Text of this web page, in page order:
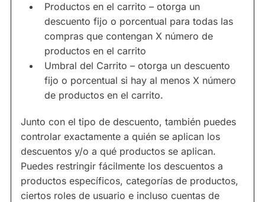
Productos en el carrito – otorga un
descuento fijo o porcentual para todas las
compras que contengan X número de
productos en el carrito
Umbral del Carrito – otorga un descuento
fijo o porcentual si hay al menos X número
de productos en el carrito.
Junto con el tipo de descuento, también puedes
controlar exactamente a quién se aplican los
descuentos y/o a qué productos se aplican.
Puedes restringir fácilmente los descuentos a
productos específicos, categorías de productos,
ciertos roles de usuario e incluso cuentas de